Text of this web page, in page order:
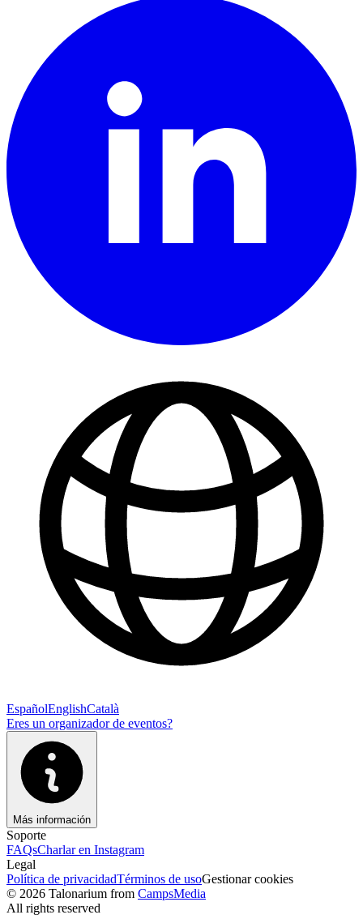
EspañolEnglishCatalà
Eres un organizador de eventos?
Más información
Soporte
FAQsCharlar en Instagram
Legal
Política de privacidadTérminos de usoGestionar cookies
© 2026 Talonarium from CampsMedia
All rights reserved